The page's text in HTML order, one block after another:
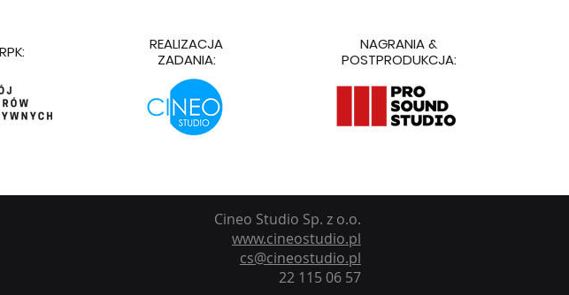
REALIZACJA
ZADANIA:
NAGRANIA &
POSTPRODUKCJA:
Cineo Studio Sp. z o.o.
www.cineostudio.pl
cs@cineostudio.pl
22 115 06 57